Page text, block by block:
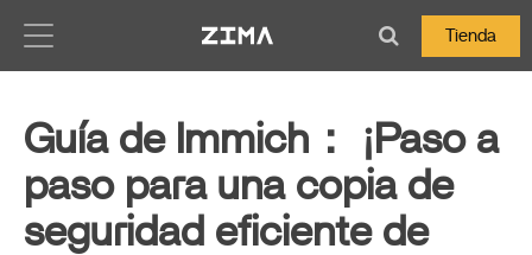
Tienda
Guía de Immich： ¡Paso a
paso para una copia de
seguridad eficiente de